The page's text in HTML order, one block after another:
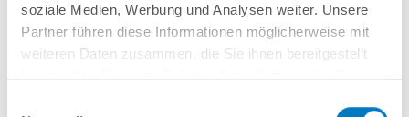
soziale Medien, Werbung und Analysen weiter. Unsere
Partner führen diese Informationen möglicherweise mit
weiteren Daten zusammen, die Sie ihnen bereitgestellt
5.599,00 € * (-30% vom UVP)
UVP:7.999,00 € *